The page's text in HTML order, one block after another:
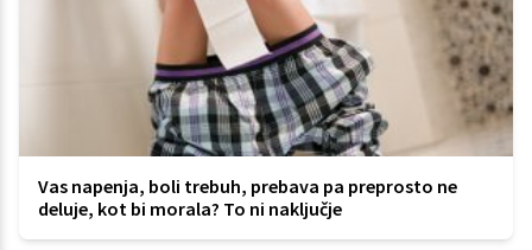
Vas napenja, boli trebuh, prebava pa preprosto ne
deluje, kot bi morala? To ni naključje